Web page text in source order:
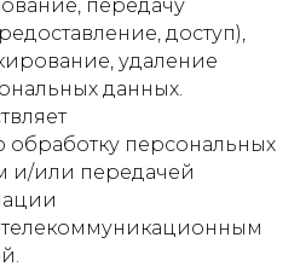
передачу
доступ),
удаление
данных.
обработку персональных
и/или передачей